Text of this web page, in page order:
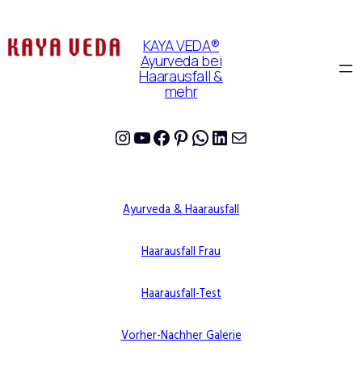
KAYA VEDA®
Ayurveda bei
Haarausfall &
mehr
Instagram
YouTube
Facebook
Pinterest
WhatsApp
LinkedIn
E-Mail
Ayurveda & Haarausfall
Haarausfall Frau
Haarausfall-Test
Vorher-Nachher Galerie